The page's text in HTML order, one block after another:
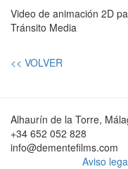
Video de animación 2D
Tránsito Media
<< VOLVER
Alhaurín de la Torre,
+34 652 052 828
info@dementefilms.com
Aviso